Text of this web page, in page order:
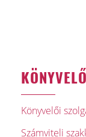
Könyvelői
Számviteli